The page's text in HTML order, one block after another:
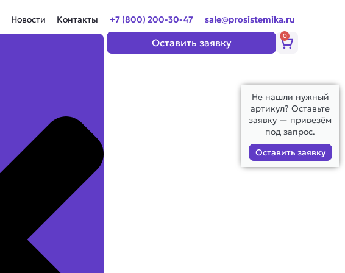
Новости Контакты +7 (800) 200-30-47 sale@prosistemika.ru
Оставить заявку
0
Корзина
Не нашли нужный
артикул? Оставьте
заявку — привезём
под запрос.
Оставить заявку